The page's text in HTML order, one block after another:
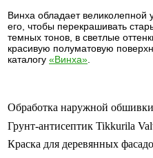
Винха обладает великолепной
его, чтобы перекрашивать
темных тонов, в светлые
красивую полуматовую
каталогу «Винха»
Обработка наружной
Грунт-антисептик Tikkurila
Краска для деревянных